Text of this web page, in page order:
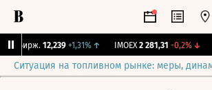
Бирж. 12,239 +1,31%↑ IMOEX 2 281,31 -0,2%↓
Ситуация на топливном рынке: меры,